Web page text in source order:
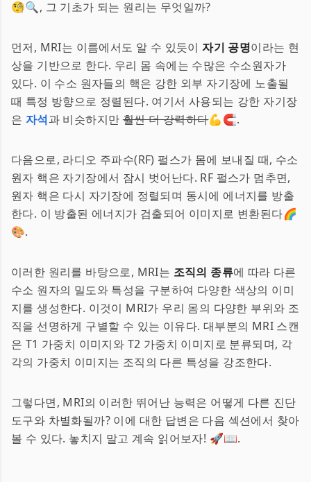
🧐🔍, 그 기초가 되는 원리는 무엇일까?
먼저, MRI는 이름에서도 알 수 있듯이자기 공명이라는 현
상을 기반으로 한다. 우리 몸 속에는 수많은 수소원자가
있다. 이 수소 원자들의 핵은 강한 외부 자기장에 노출될
때 특정 방향으로 정렬된다. 여기서 사용되는 강한 자기장
은 자석과 비슷하지만훨씬 더 강력하다💪🧲.
다음으로, 라디오 주파수(RF) 펄스가 몸에 보내질 때, 수소
원자 핵은 자기장에서 잠시 벗어난다. RF 펄스가 멈추면,
원자 핵은 다시 자기장에 정렬되며 동시에 에너지를 방출
한다. 이 방출된 에너지가 검출되어 이미지로 변환된다🌈
🎨.
이러한 원리를 바탕으로, MRI는 조직의 종류에 따라 다른
수소 원자의 밀도와 특성을 구분하여 다양한 색상의 이미
지를 생성한다. 이것이 MRI가 우리 몸의 다양한 부위와 조
직을 선명하게 구별할 수 있는 이유다. 대부분의 MRI 스캔
은 T1 가중치 이미지와 T2 가중치 이미지로 분류되며, 각
각의 가중치 이미지는 조직의 다른 특성을 강조한다.
그렇다면, MRI의 이러한 뛰어난 능력은 어떻게 다른 진단
도구와 차별화될까? 이에 대한 답변은 다음 섹션에서 찾아
볼 수 있다. 놓치지 말고 계속 읽어보자! 🚀📖.